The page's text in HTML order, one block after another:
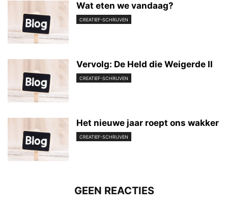
Wat eten we vandaag?
CREATIEF-SCHRIJVEN
Vervolg: De Held die Weigerde II
CREATIEF-SCHRIJVEN
Het nieuwe jaar roept ons wakker
CREATIEF-SCHRIJVEN
GEEN REACTIES